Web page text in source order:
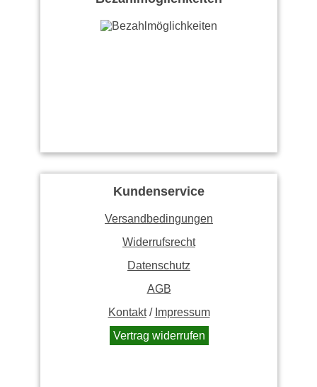
Kundenservice
Versandbedingungen
Widerrufsrecht
Datenschutz
AGB
Kontakt/ Impressum
Vertrag widerrufen